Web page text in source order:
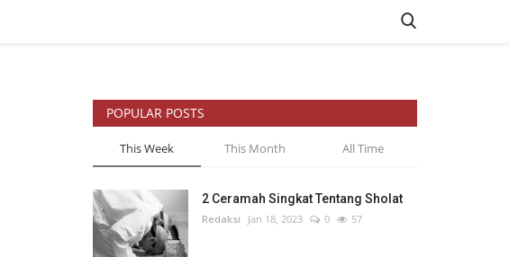
POPULAR POSTS
This Week This Month All Time
2 Ceramah Singkat Tentang Sholat
Redaksi Jan 18, 2023 0 57